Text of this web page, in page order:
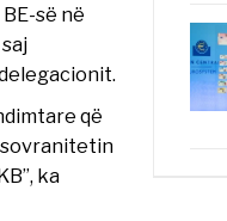
së në
që
sovranitetin
ka